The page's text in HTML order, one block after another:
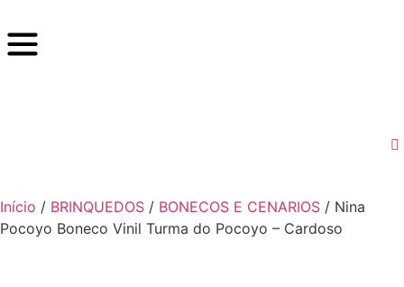
Início / BRINQUEDOS / BONECOS E CENARIOS / Nina
Pocoyo Boneco Vinil Turma do Pocoyo – Cardoso